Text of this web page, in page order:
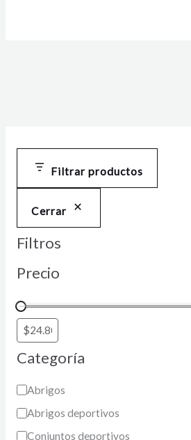
Filtrar productos
Cerrar
Filtros
Precio
Categoría
Abrigos
Abrigos deportivos
Conjuntos deportivos